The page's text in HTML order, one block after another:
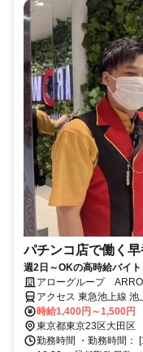
パチンコ店で働く
週2日～OKの高時給バイ
児の合間にサクッと稼げる
アローグループ
アクセス 東急池上線 池
2徒歩約13分、都営浅草
時給1,400円～1,500円
東京都東京23区大田区
勤務時間 ・勤務時間：